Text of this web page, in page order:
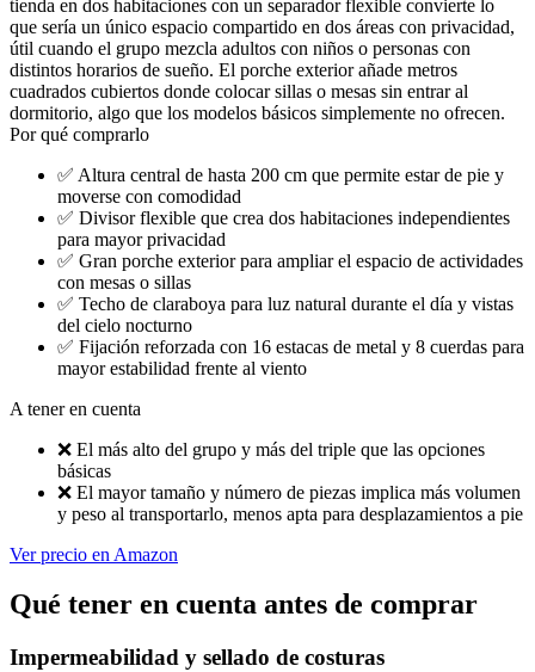
tienda en dos habitaciones con un separador flexible convierte lo
que sería un único espacio compartido en dos áreas con privacidad,
útil cuando el grupo mezcla adultos con niños o personas con
distintos horarios de sueño. El porche exterior añade metros
cuadrados cubiertos donde colocar sillas o mesas sin entrar al
dormitorio, algo que los modelos básicos simplemente no ofrecen.
Por qué comprarlo
✅ Altura central de hasta 200 cm que permite estar de pie y
moverse con comodidad
✅ Divisor flexible que crea dos habitaciones independientes
para mayor privacidad
✅ Gran porche exterior para ampliar el espacio de actividades
con mesas o sillas
✅ Techo de claraboya para luz natural durante el día y vistas
del cielo nocturno
✅ Fijación reforzada con 16 estacas de metal y 8 cuerdas para
mayor estabilidad frente al viento
A tener en cuenta
❌ El más alto del grupo y más del triple que las opciones
básicas
❌ El mayor tamaño y número de piezas implica más volumen
y peso al transportarlo, menos apta para desplazamientos a pie
Ver precio en Amazon
Qué tener en cuenta antes de comprar
Impermeabilidad y sellado de costuras